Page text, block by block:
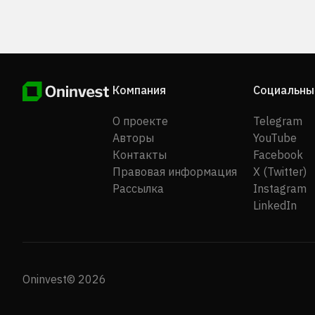
Компания
О проекте
Авторы
Контакты
Правовая информация
Рассылка
Telegram
YouTube
Facebook
X (Twitter)
Instagram
LinkedIn
Oninvest© 2026